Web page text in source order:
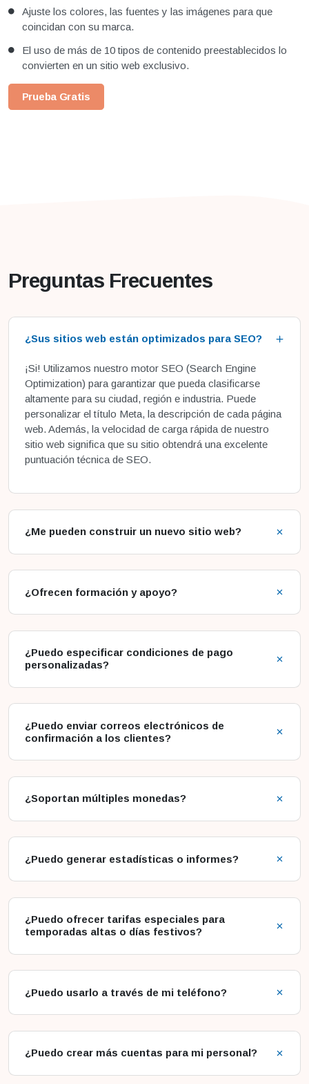
Ajuste los colores, las fuentes y las imágenes para que
coincidan con su marca.
El uso de más de 10 tipos de contenido preestablecidos lo
convierten en un sitio web exclusivo.
Prueba Gratis
Preguntas Frecuentes
¿Sus sitios web están optimizados para SEO?
¡Si! Utilizamos nuestro motor SEO (Search Engine
Optimization) para garantizar que pueda clasificarse
altamente para su ciudad, región e industria. Puede
personalizar el título Meta, la descripción de cada página
web. Además, la velocidad de carga rápida de nuestro
sitio web significa que su sitio obtendrá una excelente
puntuación técnica de SEO.
¿Me pueden construir un nuevo sitio web?
¿Ofrecen formación y apoyo?
¿Puedo especificar condiciones de pago
personalizadas?
¿Puedo enviar correos electrónicos de
confirmación a los clientes?
¿Soportan múltiples monedas?
¿Puedo generar estadísticas o informes?
¿Puedo ofrecer tarifas especiales para
temporadas altas o días festivos?
¿Puedo usarlo a través de mi teléfono?
¿Puedo crear más cuentas para mi personal?